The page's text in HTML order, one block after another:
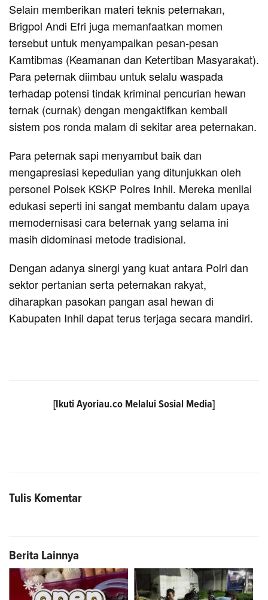
Selain memberikan materi teknis peternakan,
Brigpol Andi Efri juga memanfaatkan momen
tersebut untuk menyampaikan pesan-pesan
Kamtibmas (Keamanan dan Ketertiban Masyarakat).
Para peternak diimbau untuk selalu waspada
terhadap potensi tindak kriminal pencurian hewan
ternak (curnak) dengan mengaktifkan kembali
sistem pos ronda malam di sekitar area peternakan.
Para peternak sapi menyambut baik dan
mengapresiasi kepedulian yang ditunjukkan oleh
personel Polsek KSKP Polres Inhil. Mereka menilai
edukasi seperti ini sangat membantu dalam upaya
memodernisasi cara beternak yang selama ini
masih didominasi metode tradisional.
Dengan adanya sinergi yang kuat antara Polri dan
sektor pertanian serta peternakan rakyat,
diharapkan pasokan pangan asal hewan di
Kabupaten Inhil dapat terus terjaga secara mandiri.
[Ikuti Ayoriau.co Melalui Sosial Media]
Tulis Komentar
Berita Lainnya